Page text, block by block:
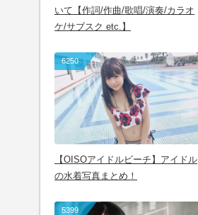
いて【作詞/作曲/歌唱/演奏/カラオ
ケ/サブスク etc.】
6250
【OISOアイドルビーチ】アイドル
の水着写真まとめ！
5399